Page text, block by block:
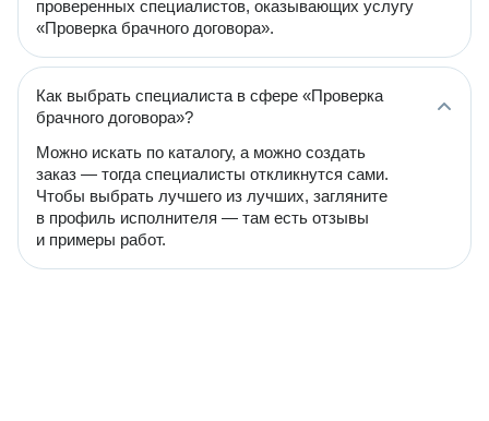
проверенных специалистов, оказывающих услугу
«Проверка брачного договора».
Как выбрать специалиста в сфере «Проверка
брачного договора»?
Можно искать по каталогу, а можно создать
заказ — тогда специалисты откликнутся сами.
Чтобы выбрать лучшего из лучших, загляните
в профиль исполнителя — там есть отзывы
и примеры работ.